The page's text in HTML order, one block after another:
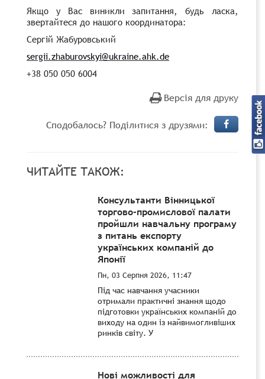
Якщо у Вас виникли запитання, будь ласка,
звертайтеся до нашого координатора:
Сергій Жабуровський
sergii.zhaburovskyi@ukraine.ahk.de
+38 050 050 6004
Версія для друку
Сподобалось? Поділитися з друзями:
ЧИТАЙТЕ ТАКОЖ:
Консультанти Вінницької
торгово-промислової палати
пройшли навчальну програму
з питань експорту
українських компаній до
Японії
Пн, 03 Серпня 2026, 11:47
Під час навчання учасники
отримали практичні знання щодо
підготовки українських компаній до
виходу на один із найвимогливіших
ринків світу. У
Нові можливості для